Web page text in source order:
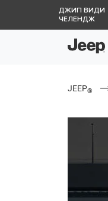
ДЖИП ВИДИ
ЧЕЛЕНДЖ
JEEP®